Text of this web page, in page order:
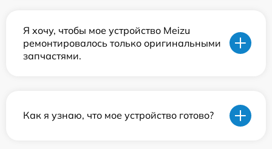
Я хочу, чтобы мое устройство Meizu
ремонтировалось только оригинальными
запчастями.
Как я узнаю, что мое устройство готово?